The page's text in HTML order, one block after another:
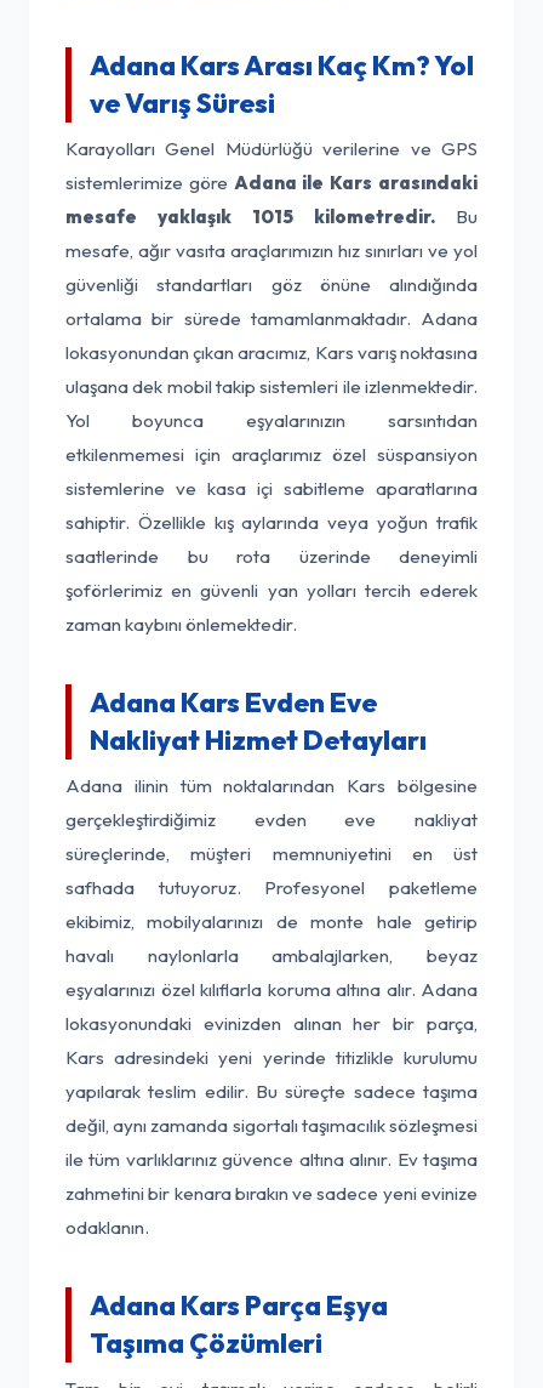
Adana Kars Arası Kaç Km? Yol
ve Varış Süresi
Karayolları Genel Müdürlüğü verilerine ve GPS
sistemlerimize göre Adana ile Kars arasındaki
mesafe yaklaşık 1015 kilometredir. Bu
mesafe, ağır vasıta araçlarımızın hız sınırları ve yol
güvenliği standartları göz önüne alındığında
ortalama bir sürede tamamlanmaktadır. Adana
lokasyonundan çıkan aracımız, Kars varış noktasına
ulaşana dek mobil takip sistemleri ile izlenmektedir.
Yol boyunca eşyalarınızın sarsıntıdan
etkilenmemesi için araçlarımız özel süspansiyon
sistemlerine ve kasa içi sabitleme aparatlarına
sahiptir. Özellikle kış aylarında veya yoğun trafik
saatlerinde bu rota üzerinde deneyimli
şoförlerimiz en güvenli yan yolları tercih ederek
zaman kaybını önlemektedir.
Adana Kars Evden Eve
Nakliyat Hizmet Detayları
Adana ilinin tüm noktalarından Kars bölgesine
gerçekleştirdiğimiz evden eve nakliyat
süreçlerinde, müşteri memnuniyetini en üst
safhada tutuyoruz. Profesyonel paketleme
ekibimiz, mobilyalarınızı de monte hale getirip
havalı naylonlarla ambalajlarken, beyaz
eşyalarınızı özel kılıflarla koruma altına alır. Adana
lokasyonundaki evinizden alınan her bir parça,
Kars adresindeki yeni yerinde titizlikle kurulumu
yapılarak teslim edilir. Bu süreçte sadece taşıma
değil, aynı zamanda sigortalı taşımacılık sözleşmesi
ile tüm varlıklarınız güvence altına alınır. Ev taşıma
zahmetini bir kenara bırakın ve sadece yeni evinize
odaklanın.
Adana Kars Parça Eşya
Taşıma Çözümleri